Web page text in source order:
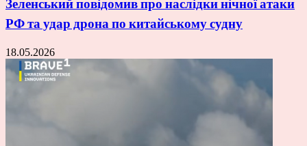
Зеленський повідомив про наслідки нічної атаки
РФ та удар дрона по китайському судну
18.05.2026